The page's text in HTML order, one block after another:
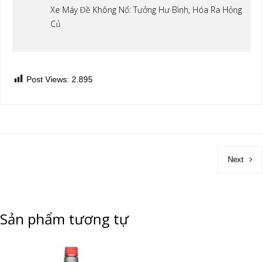
Xe Máy Đề Không Nổ: Tưởng Hư Bình, Hóa Ra Hỏng
Củ
Post Views: 2.895
Next
Sản phẩm tương tự